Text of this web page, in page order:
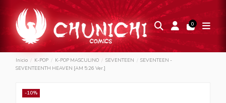
0
Inicio K-POP K-POP MASCULINO SEVENTEEN
SEVENTEEN -
SEVENTEENTH HEAVEN [AM 5:26 Ver.]
-10%